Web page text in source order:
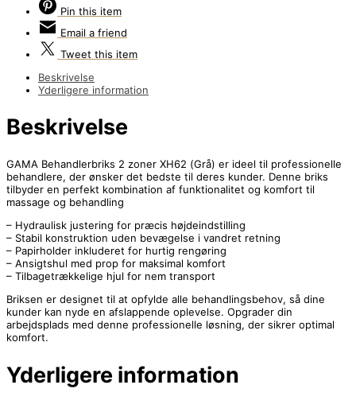
Pin this item
Email a friend
Tweet this item
Beskrivelse
Yderligere information
Beskrivelse
GAMA Behandlerbriks 2 zoner XH62 (Grå) er ideel til professionelle
behandlere, der ønsker det bedste til deres kunder. Denne briks
tilbyder en perfekt kombination af funktionalitet og komfort til
massage og behandling
– Hydraulisk justering for præcis højdeindstilling
– Stabil konstruktion uden bevægelse i vandret retning
– Papirholder inkluderet for hurtig rengøring
– Ansigtshul med prop for maksimal komfort
– Tilbagetrækkelige hjul for nem transport
Briksen er designet til at opfylde alle behandlingsbehov, så dine
kunder kan nyde en afslappende oplevelse. Opgrader din
arbejdsplads med denne professionelle løsning, der sikrer optimal
komfort.
Yderligere information